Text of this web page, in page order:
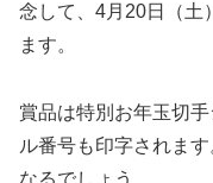
念して、4月20日（土
ます。
賞品は特別お年玉切
ル番号も印字されま